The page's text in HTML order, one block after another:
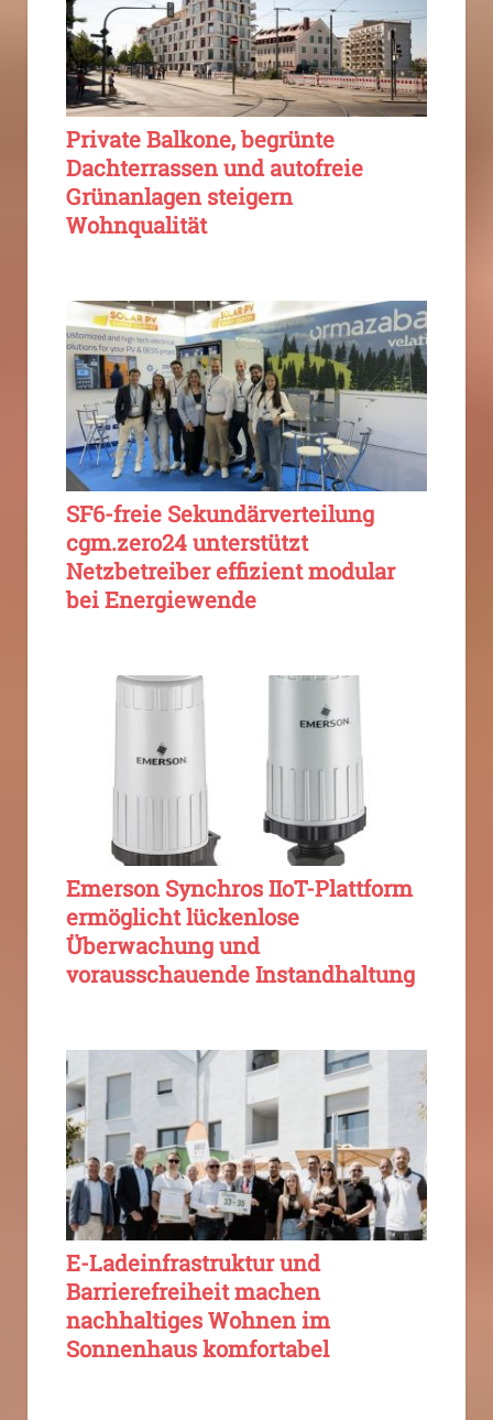
Private Balkone, begrünte
Dachterrassen und autofreie
Grünanlagen steigern
Wohnqualität
SF6-freie Sekundärverteilung
cgm.zero24 unterstützt
Netzbetreiber effizient modular
bei Energiewende
Emerson Synchros IIoT-Plattform
ermöglicht lückenlose
Überwachung und
vorausschauende Instandhaltung
E-Ladeinfrastruktur und
Barrierefreiheit machen
nachhaltiges Wohnen im
Sonnenhaus komfortabel